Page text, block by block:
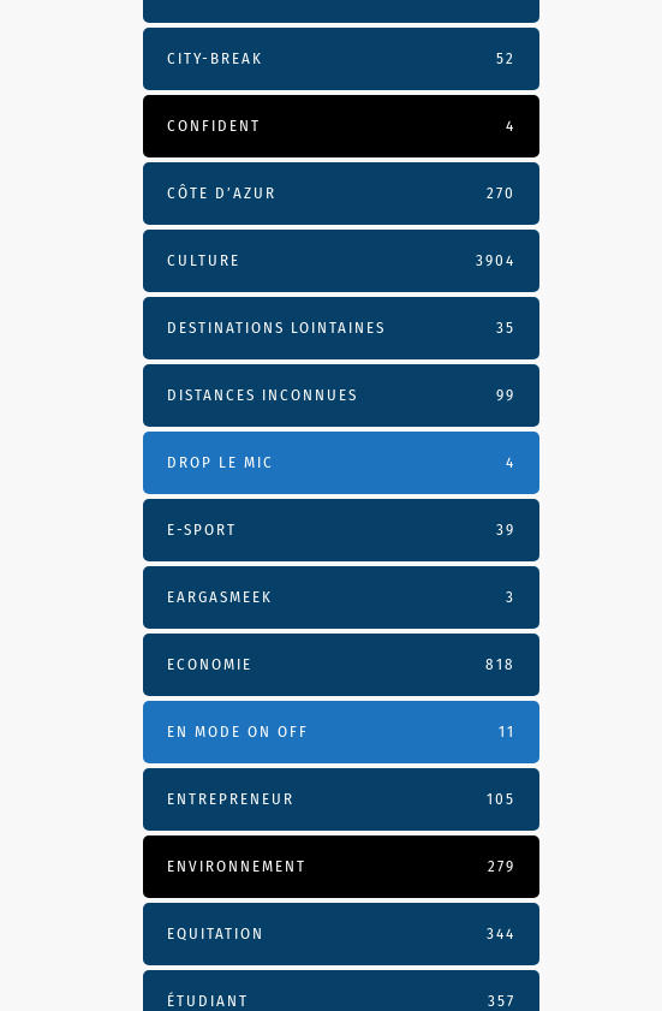
CITY-BREAK 52
CONFIDENT 4
CÔTE D’AZUR 270
CULTURE 3904
DESTINATIONS LOINTAINES 35
DISTANCES INCONNUES 99
DROP LE MIC 4
E-SPORT 39
EARGASMEEK 3
ECONOMIE 818
EN MODE ON OFF 11
ENTREPRENEUR 105
ENVIRONNEMENT 279
EQUITATION 344
ÉTUDIANT 357